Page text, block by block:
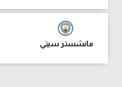
مانشستر سيتي